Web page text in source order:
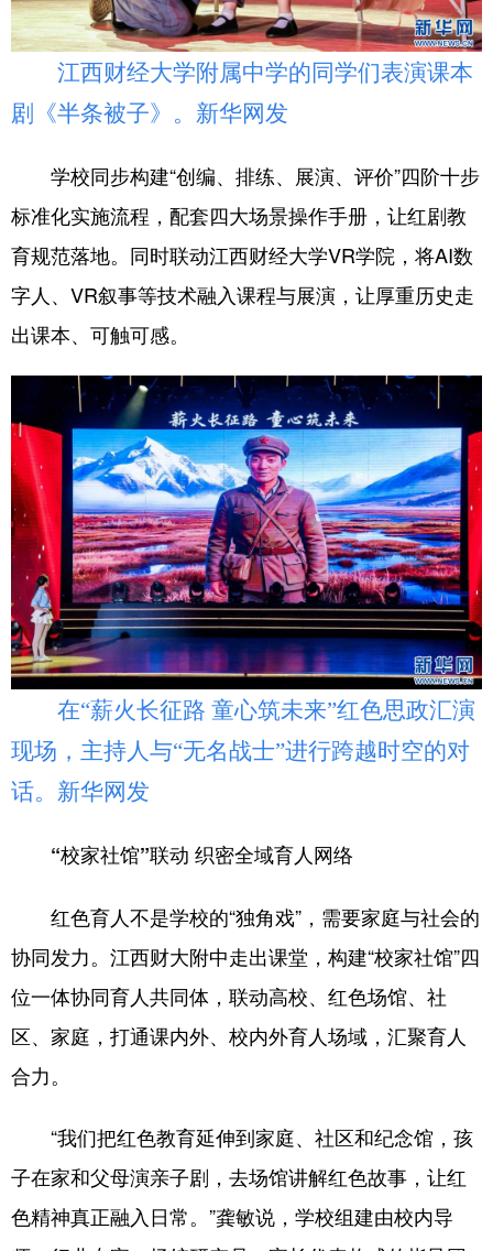
江西财经大学附属中学的同学们表演课本
剧《半条被子》。新华网发
学校同步构建“创编、排练、展演、评价”四阶十步
标准化实施流程，配套四大场景操作手册，让红剧教
育规范落地。同时联动江西财经大学VR学院，将AI数
字人、VR叙事等技术融入课程与展演，让厚重历史走
出课本、可触可感。
在“薪火长征路 童心筑未来”红色思政汇演
现场，主持人与“无名战士”进行跨越时空的对
话。新华网发
“校家社馆”联动 织密全域育人网络
红色育人不是学校的“独角戏”，需要家庭与社会的
协同发力。江西财大附中走出课堂，构建“校家社馆”四
位一体协同育人共同体，联动高校、红色场馆、社
区、家庭，打通课内外、校内外育人场域，汇聚育人
合力。
“我们把红色教育延伸到家庭、社区和纪念馆，孩
子在家和父母演亲子剧，去场馆讲解红色故事，让红
色精神真正融入日常。”龚敏说，学校组建由校内导